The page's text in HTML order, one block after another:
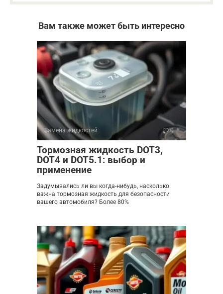
Вам также может быть интересно
Замена жидкостей 0
Тормозная жидкость DOT3,
DOT4 и DOT5.1: выбор и
применение
Задумывались ли вы когда-нибудь, насколько
важна тормозная жидкость для безопасности
вашего автомобиля? Более 80%